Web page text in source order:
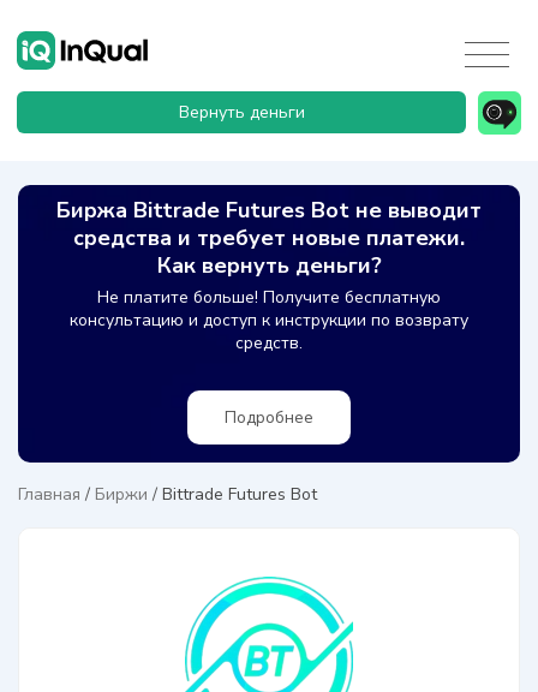
Вернуть деньги
Биржа Bittrade Futures Bot не выводит
средства и требует новые платежи.
Как вернуть деньги?
Не платите больше! Получите бесплатную
консультацию и доступ к инструкции по возврату
средств.
Подробнее
Главная / Биржи / Bittrade Futures Bot